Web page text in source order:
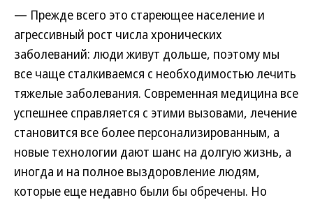
— Прежде всего это стареющее население и
агрессивный рост числа хронических
заболеваний: люди живут дольше, поэтому мы
все чаще сталкиваемся с необходимостью лечить
тяжелые заболевания. Современная медицина все
успешнее справляется с этими вызовами, лечение
становится все более персонализированным, а
новые технологии дают шанс на долгую жизнь, а
иногда и на полное выздоровление людям,
которые еще недавно были бы обречены. Но